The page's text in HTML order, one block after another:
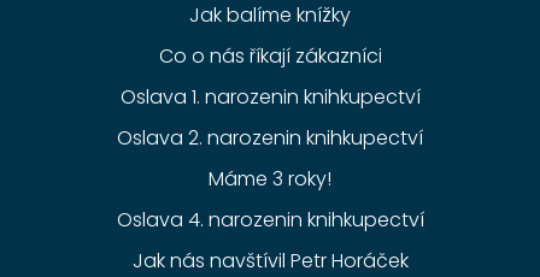
Jak balíme knížky
Co o nás říkají zákazníci
Oslava 1. narozenin knihkupectví
Oslava 2. narozenin knihkupectví
Máme 3 roky!
Oslava 4. narozenin knihkupectví
Jak nás navštívil Petr Horáček